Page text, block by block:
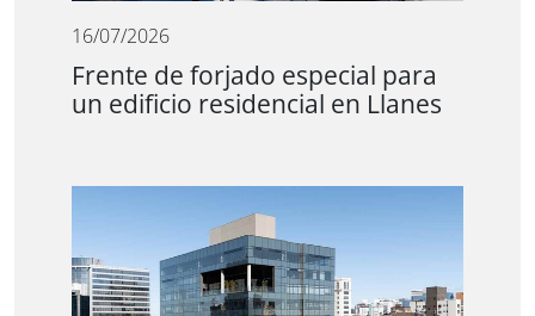
16/07/2026
Frente de forjado especial para
un edificio residencial en Llanes